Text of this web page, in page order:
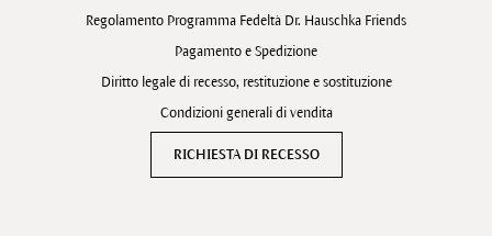
Regolamento Programma Fedeltà Dr. Hauschka Friends
Pagamento e Spedizione
Diritto legale di recesso, restituzione e sostituzione
Condizioni generali di vendita
RICHIESTA DI RECESSO